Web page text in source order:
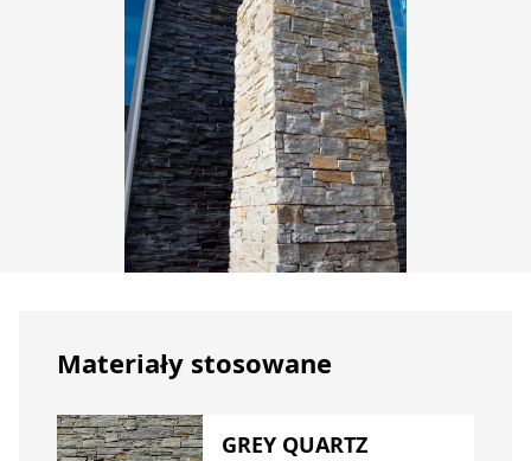
Materiały stosowane
GREY QUARTZ